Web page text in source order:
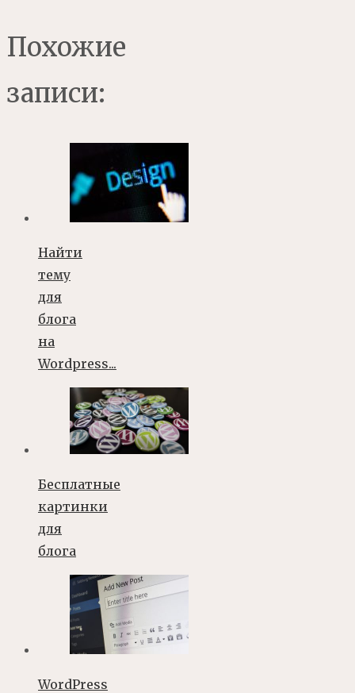
Похожие
записи:
Найти
тему
для
блога
на
Wordpress...
Бесплатные
картинки
для
блога
WordPress